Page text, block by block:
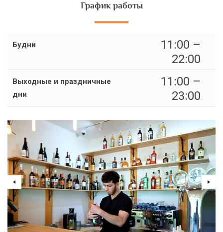
График работы
Будни
11:00 –
22:00
Выходные и праздничные
дни
11:00 –
23:00